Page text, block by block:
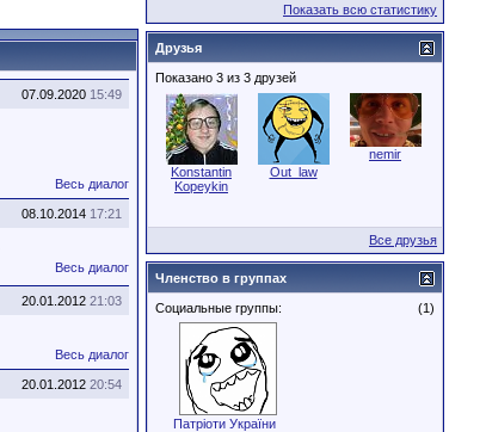
07.09.2020 15:49
Весь диалог
08.10.2014 17:21
Весь диалог
20.01.2012 21:03
Весь диалог
20.01.2012 20:54
Показать всю статистику
Друзья
Показано 3 из 3 друзей
Konstantin
Kopeykin
Out_law
nemir
Все друзья
Членство в группах
(1)
Социальные группы:
Патріоти України